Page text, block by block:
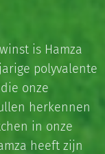
is Hamza
polyvalente
onze
herkennen
in onze
heeft zijn